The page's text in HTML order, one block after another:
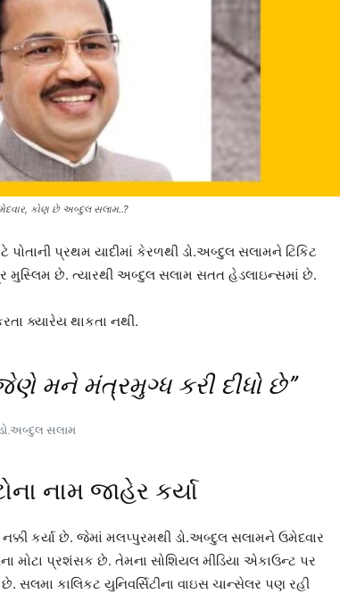
કોણ છે અબ્દુલ સલામ..?
પ્રથમ યાદીમાં કેરળથી ડો.અબ્દુલ સલામને ટિકિટ
છે. ત્યારથી અબ્દુલ સલામ સતત હેડલાઇન્સમાં છે.
ક્યારેય થાકતા નથી.
મને મંત્રમુગ્ધ કરી દીધો છે”
સલામ
​​નામ જાહેર કર્યા
કર્યા છે. જેમાં મલપ્પુરમથી ડો.અબ્દુલ સલામને ઉમેદવાર
મોટા પ્રશંસક છે. તેમના સોશિયલ મીડિયા એકાઉન્ટ પર
છે. સલમા કાલિકટ યુનિવર્સિટીના વાઇસ ચાન્સેલર પણ રહી